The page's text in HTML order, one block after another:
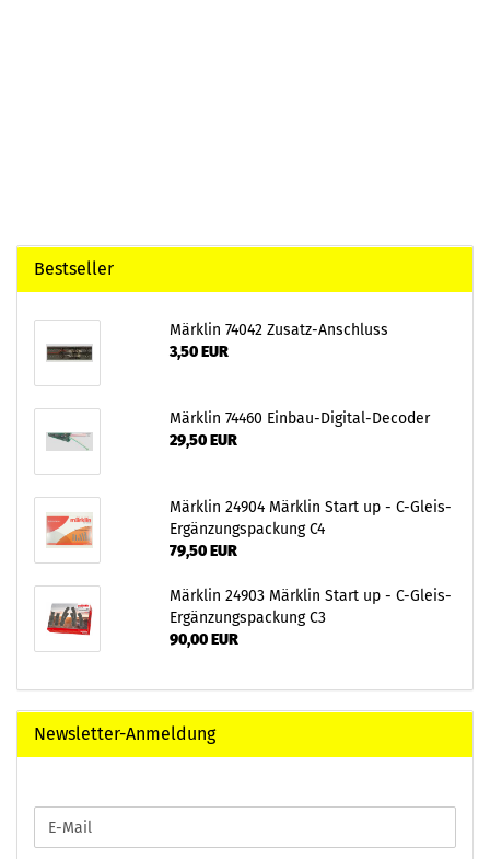
Bestseller
Märklin 74042 Zusatz-Anschluss
3,50 EUR
Märklin 74460 Einbau-Digital-Decoder
29,50 EUR
Märklin 24904 Märklin Start up - C-Gleis-
Ergänzungspackung C4
79,50 EUR
Märklin 24903 Märklin Start up - C-Gleis-
Ergänzungspackung C3
90,00 EUR
Newsletter-Anmeldung
ZUR
E-
Mail